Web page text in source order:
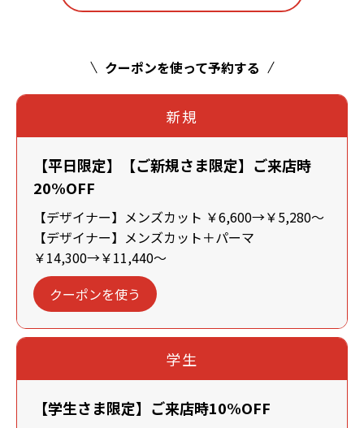
クーポンを使って予約する
新規
【平日限定】【ご新規さま限定】ご来店時
20%OFF
【デザイナー】メンズカット ￥6,600→￥5,280～
【デザイナー】メンズカット＋パーマ
￥14,300→￥11,440～
クーポンを使う
学生
【学生さま限定】ご来店時10%OFF